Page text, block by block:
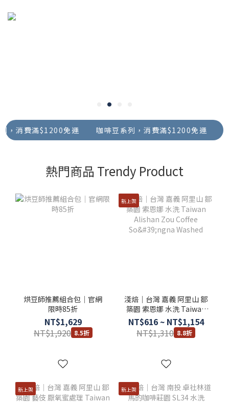
滿$1200免運 咖啡豆系列，消費滿$1200免運 咖啡豆
熱門商品 Trendy Product
烘豆師推薦組合包｜官網
限時85折
NT$1,629
NT$1,920 8.5折
新上架
淺焙｜台灣 嘉義 阿里山 鄒
築園 索恩娜 水洗 Taiwan
Alishan Zou Coffee
So'ngna Washed
NT$616 ~ NT$1,154
NT$1,310 8.8折
新上架 新上架